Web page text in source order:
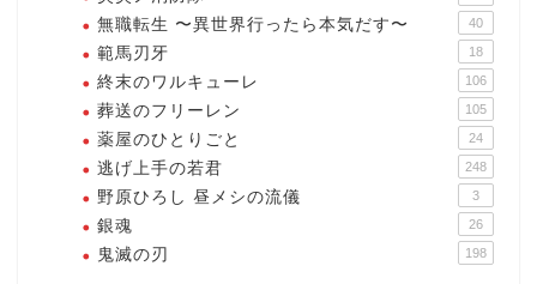
無職転生 〜異世界行ったら本気だす〜 40
範馬刃牙 18
終末のワルキューレ 106
葬送のフリーレン 105
薬屋のひとりごと 24
逃げ上手の若君 248
野原ひろし 昼メシの流儀 3
銀魂 26
鬼滅の刃 198